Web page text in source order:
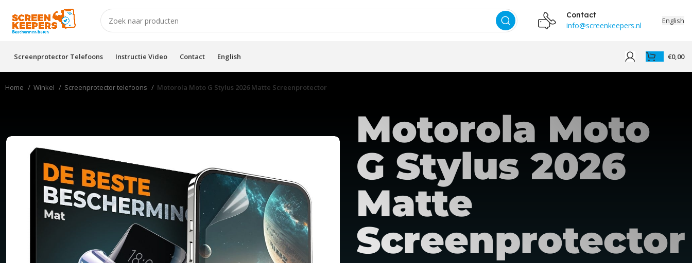
Contact
info@screenkeepers.nl English
Screenprotector Telefoons Instructie Video Contact English €0,00
Home Winkel Screenprotector telefoons Motorola Moto G Stylus 2026 Matte Screenprotector
Motorola Moto
G Stylus 2026
Matte
Screenprotector